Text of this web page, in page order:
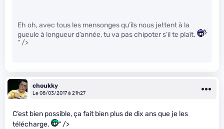
Eh oh, avec tous les mensonges qu’ils nous jettent à la
gueule à longueur d’année, tu va pas chipoter s’il te plaît.
" />
choukky
Le 08/03/2017 à 21h27
C’est bien possible, ça fait bien plus de dix ans que je les
télécharge.
" />